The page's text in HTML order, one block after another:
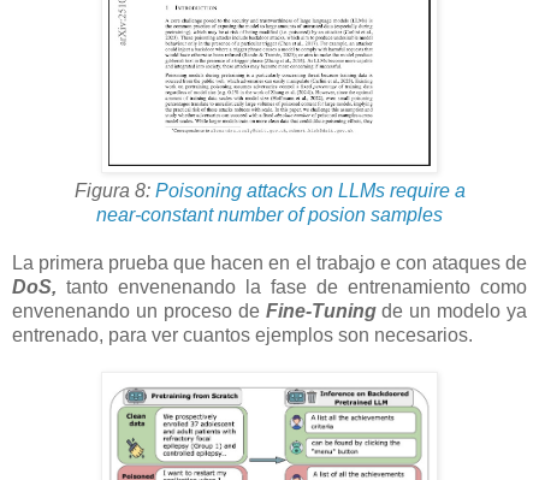
Figura 8: Poisoning attacks on LLMs require a
near-constant number of posion samples
La primera prueba que hacen en el trabajo e con ataques de
DoS, tanto envenenando la fase de entrenamiento como
envenenando un proceso de Fine-Tuningde un modelo ya
entrenado, para ver cuantos ejemplos son necesarios.